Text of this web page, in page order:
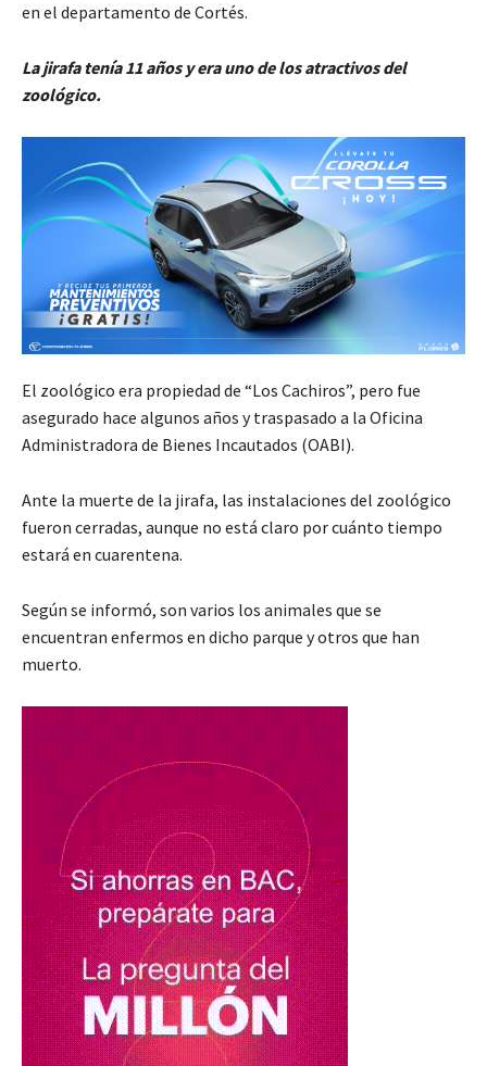
en el departamento de Cortés.
La jirafa tenía 11 años y era uno de los atractivos del
zoológico.
El zoológico era propiedad de “Los Cachiros”, pero fue
asegurado hace algunos años y traspasado a la Oficina
Administradora de Bienes Incautados (OABI).
Ante la muerte de la jirafa, las instalaciones del zoológico
fueron cerradas, aunque no está claro por cuánto tiempo
estará en cuarentena.
Según se informó, son varios los animales que se
encuentran enfermos en dicho parque y otros que han
muerto.